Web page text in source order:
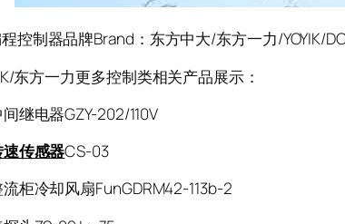
制器品牌Brand：东方中大/东方一力/YOYIK/
方一力更多控制类相关产品展示：
继电器GZY-202/110V
传感器CS-03
柜冷却风扇FunGDRM42-113b-2